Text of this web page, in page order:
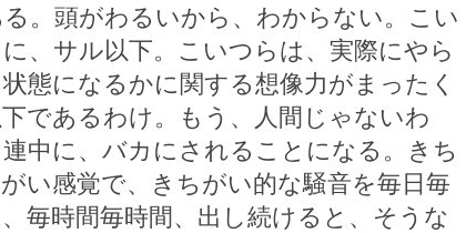
。頭がわるいから、わからない。こい
、サル以下。こいつらは、実際にやら
態になるかに関する想像力がまったく
であるわけ。もう、人間じゃないわ
中に、バカにされることになる。きち
い感覚で、きちがい的な騒音を毎日毎
毎時間毎時間、出し続けると、そうな